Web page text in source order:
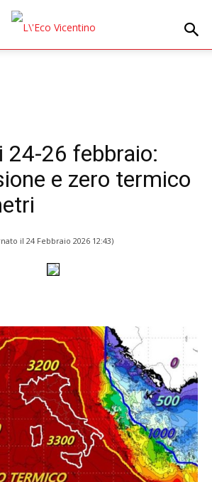
24-26 febbraio:
e zero termico
il 24 Febbraio 2026 12:43)